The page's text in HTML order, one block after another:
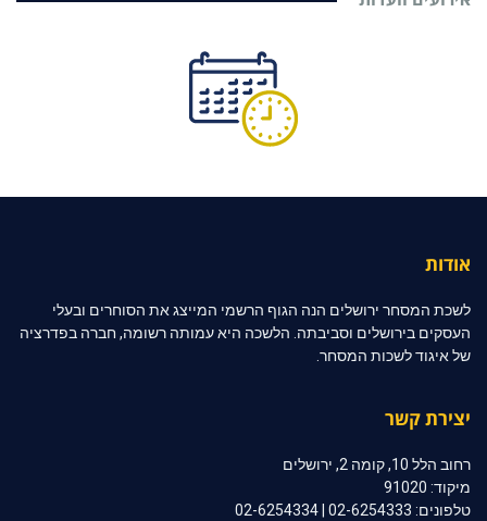
אודות
לשכת המסחר ירושלים הנה הגוף הרשמי המייצג את הסוחרים ובעלי
העסקים בירושלים וסביבתה. הלשכה היא עמותה רשומה, חברה בפדרציה
של איגוד לשכות המסחר.
יצירת קשר
רחוב הלל 10, קומה 2, ירושלים
מיקוד: 91020
טלפונים: 02-6254333 | 02-6254334